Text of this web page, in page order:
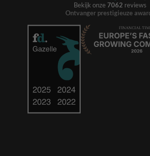
Bekijk onze 7062 reviews
Ontvanger prestigieuze